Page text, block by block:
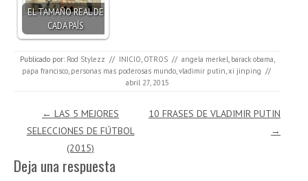
EL TAMAÑO REAL DE
CADA PAÍS
Publicado por: Rod Stylezz // INICIO OTROS // angela merkel barack obama
papa francisco, personas mas poderosas mundo, vladimir putin xi jinping //
abril 27, 2015
Navegación de entradas
← LAS 5 MEJORES
SELECCIONES DE FÚTBOL
(2015)
10 FRASES DE VLADIMIR PUTIN
→
Deja una respuesta